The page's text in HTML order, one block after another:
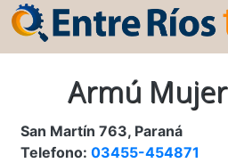
Armú Mujer
San Martín 763, Paraná
Telefono: 03455-454871